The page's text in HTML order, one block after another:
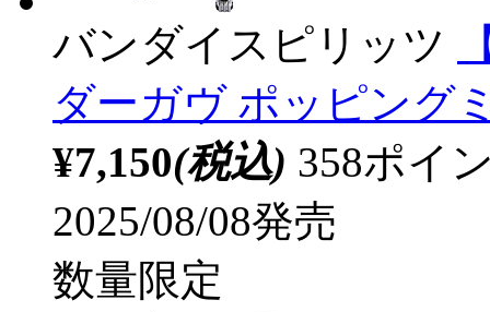
バンダイスピリッツ
ダーガヴ ポッピング
¥7,150(税込) 358ポイ
2025/08/08発売
数量限定